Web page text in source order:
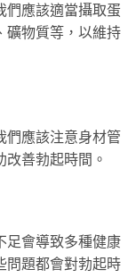
們應該適當攝取蛋
礦物質等，以維持
們應該注意身材管
善勃起時間。
足會導致多種健康
問題都會對勃起時